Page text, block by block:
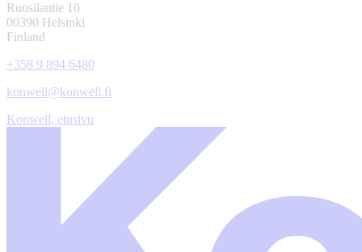
Ruosilantie 10
00390 Helsinki
Finland
+358 9 894 6480
konwell@konwell.fi
Konwell, etusivu